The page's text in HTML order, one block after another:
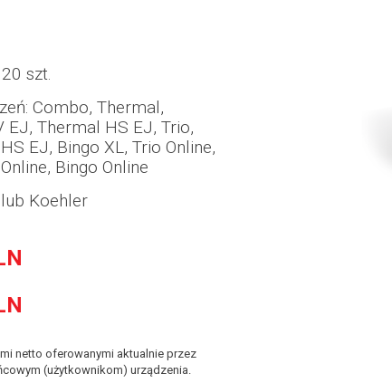
szt.
Combo, Thermal,
EJ, Thermal HS EJ, Trio,
EJ, Bingo XL, Trio Online,
Bingo Online
Koehler
netto oferowanymi aktualnie przez
(użytkownikom) urządzenia.